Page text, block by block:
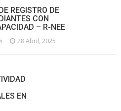
REGISTRO DE
CON
– R-NEE
28 Abril, 2025
EN